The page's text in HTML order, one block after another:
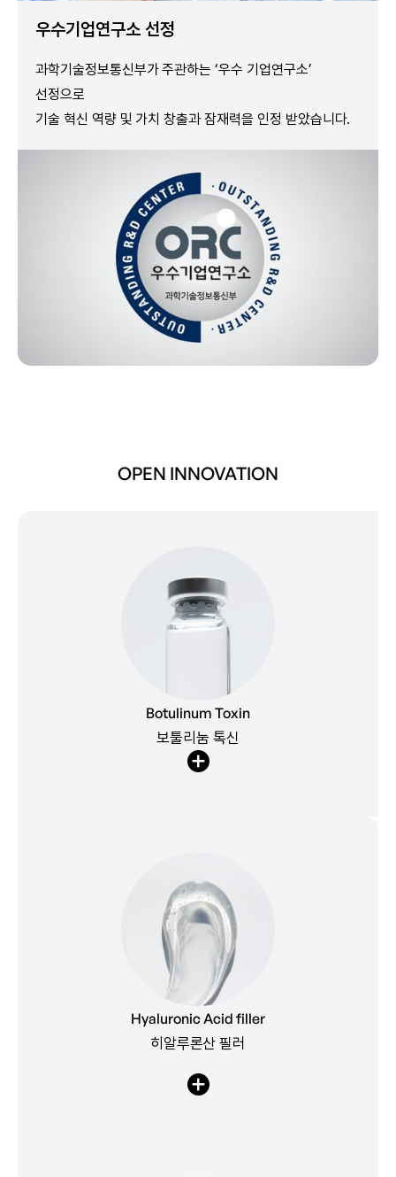
우수기업연구소 선정
과학기술정보통신부가 주관하는 ‘우수 기업연구소’
선정으로
기술 혁신 역량 및 가치 창출과 잠재력을 인정 받았습니다.
OPEN INNOVATION
생산되어 고순도의 품질이 확보되었고, 글로벌 & 국내 임상시험을
통해서 우수한 유효성과 안전성이 입증된 제품입니다. 다양한
적응증 확대와 제형 개선을 통해 보툴리눔 톡신의 치료 효과를
Botulinum Toxin
보툴리눔 톡신
현재 제품화되어 판매 중인 히알루론산 필러의 효과를 극대화하기
위해 다양한 기능을 가진 필러를 개발하여 소비자의 만족도를
높이기 위해 노력하고 있습니다.
Hyaluronic Acid filler
히알루론산 필러